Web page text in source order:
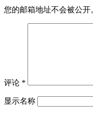
您的邮箱地址不会被公开
评论 *
显示名称